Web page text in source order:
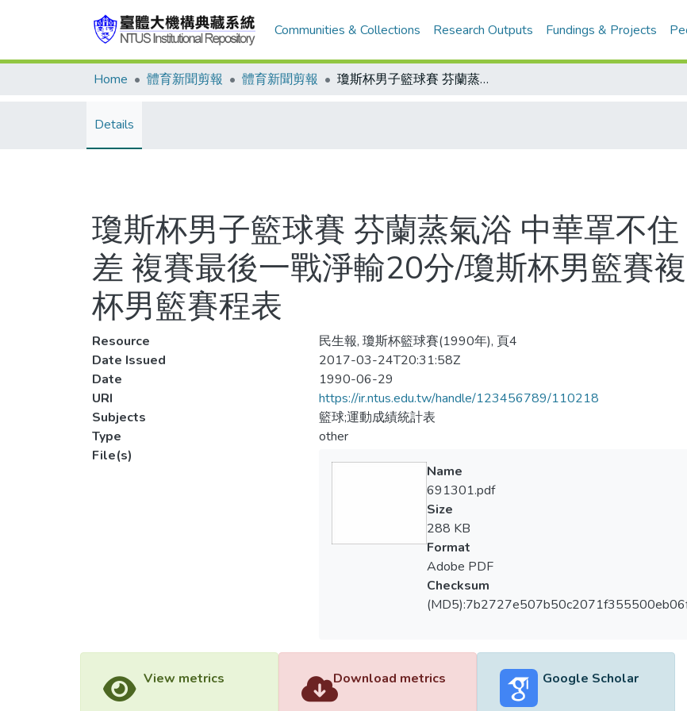
Communities & Collections Research Outputs Fundings & Projects
Home 體育新聞剪報 體育新聞剪報 瓊斯杯男子籃球賽 芬蘭蒸氣浴 中華罩不住 長人沒得比命中率也差 複賽最後一戰淨輸20分/瓊斯杯男籃賽複賽積分名次表/瓊斯杯男籃賽程表
Details
瓊斯杯男子籃球賽 芬蘭蒸氣浴 中華罩不
差 複賽最後一戰淨輸20分/瓊斯杯男籃賽
杯男籃賽程表
Resource
民生報, 瓊斯杯籃球賽(1990年), 頁4
Date Issued
2017-03-24T20:31:58Z
Date
1990-06-29
URI
https://ir.ntus.edu.tw/handle/123456789/110218
Subjects
籃球;運動成績統計表
Type
other
File(s)
Name
691301.pdf
Size
288 KB
Format
Adobe PDF
Checksum
View metrics Download metrics Google Scholar